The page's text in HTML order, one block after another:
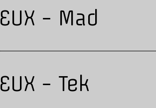
EUX - Mad
EUX - Tek